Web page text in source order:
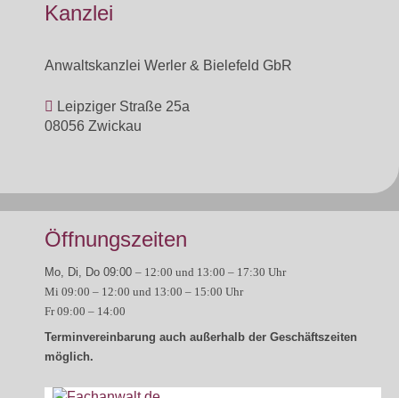
Kanzlei
Anwaltskanzlei Werler & Bielefeld GbR
Leipziger Straße 25a
08056 Zwickau
Öffnungszeiten
Mo, Di, Do 09:00 – 12:00 und 13:00 – 17:30 Uhr
Mi 09:00 – 12:00 und 13:00 – 15:00 Uhr
Fr 09:00 – 14:00
Terminvereinbarung auch außerhalb der Geschäftszeiten
möglich.